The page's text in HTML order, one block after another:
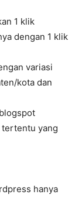
1 klik
dengan 1 klik
variasi
kota dan
tertentu yang
hanya